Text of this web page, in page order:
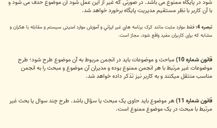
شود در پایگاه ممنوع می باشد. در صورتی که غیر از این عمل شود آن موضوع حذف می شود و
با آن کاربر با نظر مستقیم مدیریت پایگاه برخورد خواهد شد.
تبصره 4:
فقط موارد مثبت مانند کرک برنامه هاي غير ايراني و آموزش موارد امنیتی سیستم و مقابله با هكران و
مشابه که برای کاربران مفید واقع شود، مجاز است.
قانون شماره 10)
مباحث و موضوعات باید در انجمن مربوط به آن موضوع طرح شود؛ طرح
موضوعات غیر مرتبط با هر انجمن ممنوع بوده و مدیران آن موضوع و مبحث را به انجمن
مناسب منتقل میکنند و به کاربر نیز تذکر داده خواهد شد.
قانون شماره 11)
هر موضوع باید حاوی یک مبحث یا سؤال باشد. طرح چند سوال يا بحث غير
مرتبط با مبحث در یک موضوع ممنوع است.